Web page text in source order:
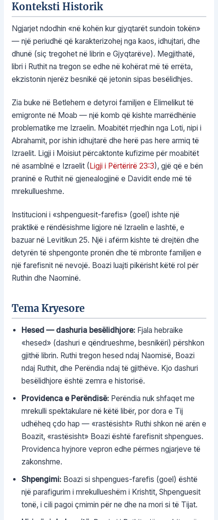
Konteksti Historik
Ngjarjet ndodhin «në kohën kur gjyqtarët sundoin tokën»
— një periudhë që karakterizohej nga kaos, idhujtari, dhe
dhunë (siç tregohet në librin e Gjyqtarëve). Megjithatë,
libri i Ruthit na tregon se edhe në kohërat më të errëta,
ekzistonin njerëz besnikë që jetonin sipas besëlidhjes.
Zia buke në Betlehem e detyroi familjen e Elimelikut të
emigronte në Moab — një komb që kishte marrëdhënie
problematike me Izraelin. Moabitët rrjedhin nga Loti, nipi i
Abrahamit, por ishin idhujtarë dhe herë pas here armiq të
Izraelit. Ligji i Moisiut përcaktonte kufizime për moabitët
në asamblnë e Izraelit (Ligji i Përtërirë 23:3), gjë që e bën
praninë e Ruthit në gjenealogjinë e Davidit ende më të
mrekullueshme.
Institucioni i «shpenguesit-farefis» (goel) ishte një
praktikë e rëndësishme ligjore në Izraelin e lashtë, e
bazuar në Levitikun 25. Një i afërm kishte të drejtën dhe
detyrën të shpengonte pronën dhe të mbronte familjen e
një farefisnit në nevojë. Boazi luajti pikërisht këtë rol për
Ruthin dhe Naominë.
Tema Kryesore
Hesed — dashuria besëlidhjore:Fjala hebraike
«hesed» (dashuri e qëndrueshme, besnikëri) përshkon
gjithë librin. Ruthi tregon hesed ndaj Naomisë, Boazi
ndaj Ruthit, dhe Perëndia ndaj të gjithëve. Kjo dashuri
besëlidhjore është zemra e historisë.
Providenca e Perëndisë:Perëndia nuk shfaqet me
mrekulli spektakulare në këtë libër, por dora e Tij
udhëheq çdo hap — «rastësisht» Ruthi shkon në arën e
Boazit, «rastësisht» Boazi është farefisnit shpengues.
Providenca hyjnore vepron edhe përmes ngjarjeve të
zakonshme.
Shpengimi:Boazi si shpengues-farefis (goel) është
një parafigurim i mrekullueshëm i Krishtit, Shpenguesit
tonë, i cili pagoi çmimin për ne dhe na mori si të Tijat.